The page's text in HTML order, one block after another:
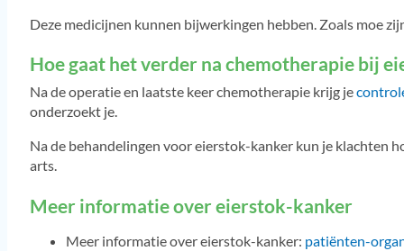
Deze medicijnen kunnen bijwerkingen hebben. Zoals moe
Hoe gaat het verder na chemotherapie bij
Na de operatie en laatste keer chemotherapie krijg je
onderzoekt je.
Na de behandelingen voor eierstok-kanker kun je klachten
arts.
Meer informatie over eierstok-kanker
Meer informatie over eierstok-kanker: patiënten-